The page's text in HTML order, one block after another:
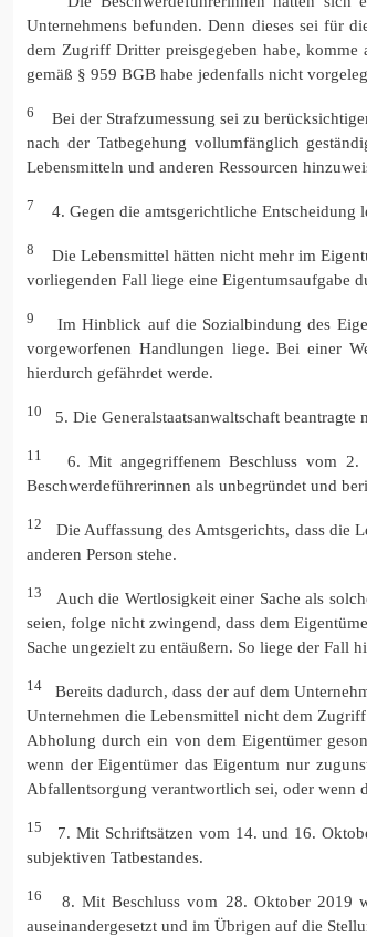
Unternehmens befunden. Denn dieses sei für
dem Zugriff Dritter preisgegeben habe, komme
gemäß § 959 BGB habe jedenfalls nicht
6
Bei der Strafzumessung sei zu
nach der Tatbegehung vollumfänglich
Lebensmitteln und anderen Ressourcen
7 4. Gegen die amtsgerichtliche Entscheidung
8
Die Lebensmittel hätten nicht mehr im
vorliegenden Fall liege eine Eigentumsaufgabe
9
Im Hinblick auf die Sozialbindung des
vorgeworfenen Handlungen liege. Bei einer
hierdurch gefährdet werde.
10 5. Die Generalstaatsanwaltschaft
11 6. Mit angegriffenem Beschluss vom 2.
Beschwerdeführerinnen als unbegründet und
12
Die Auffassung des Amtsgerichts, dass die
anderen Person stehe.
13
Auch die Wertlosigkeit einer Sache als
seien, folge nicht zwingend, dass dem
Sache ungezielt zu entäußern. So liege der Fall
14 Bereits dadurch, dass der auf dem
Unternehmen die Lebensmittel nicht dem
Abholung durch ein von dem Eigentümer
wenn der Eigentümer das Eigentum nur
Abfallentsorgung verantwortlich sei, oder wenn
15
7. Mit Schriftsätzen vom 14. und 16.
subjektiven Tatbestandes.
16 8. Mit Beschluss vom 28. Oktober 2019
auseinandergesetzt und im Übrigen auf die